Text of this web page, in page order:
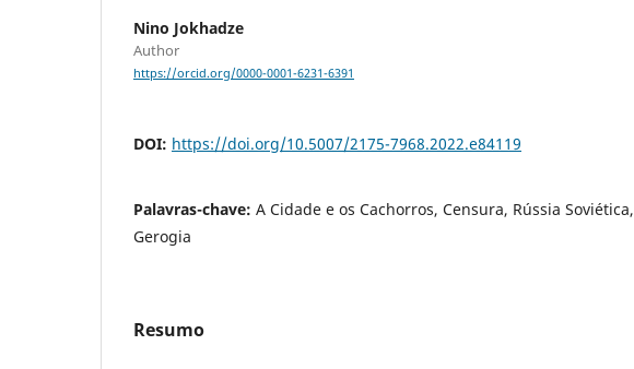
Nino Jokhadze
Author
https://orcid.org/0000-0001-6231-6391
DOI: https://doi.org/10.5007/2175-7968.2022.e84119
Palavras-chave: A Cidade e os Cachorros, Censura, Rússia Soviética,
Gerogia
Resumo